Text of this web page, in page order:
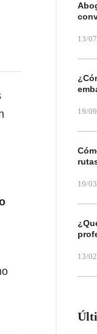
13/
19/
19/
13/